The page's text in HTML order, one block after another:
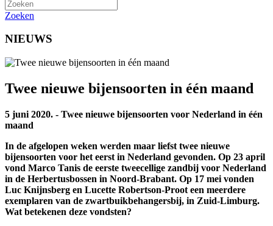
Zoeken
NIEUWS
Twee nieuwe bijensoorten in één maand
5 juni 2020. - Twee nieuwe bijensoorten voor Nederland in één
maand
In de afgelopen weken werden maar liefst twee nieuwe
bijensoorten voor het eerst in Nederland gevonden. Op 23 april
vond Marco Tanis de eerste tweecellige zandbij voor Nederland
in de Herbertusbossen in Noord-Brabant. Op 17 mei vonden
Luc Knijnsberg en Lucette Robertson-Proot een meerdere
exemplaren van de zwartbuikbehangersbij, in Zuid-Limburg.
Wat betekenen deze vondsten?